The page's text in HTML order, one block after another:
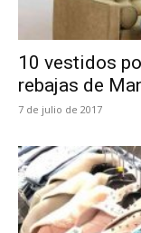
10 vestidos
rebajas de
7 de julio de 2017